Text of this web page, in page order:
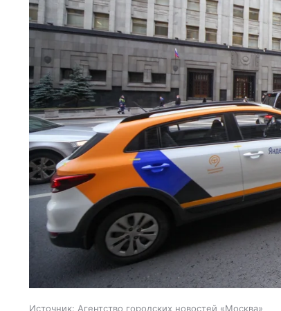
Источник: Агентство городских новостей «Москва»